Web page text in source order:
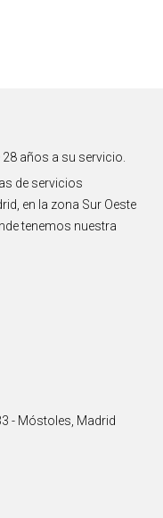
años a su servicio.
de servicios
en la zona Sur Oeste
tenemos nuestra
- Móstoles, Madrid